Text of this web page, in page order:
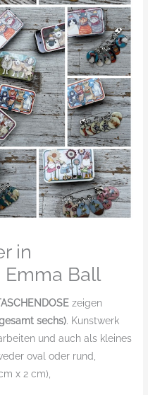
in
Emma Ball
zeigen
sechs). Kunstwerk
und auch als kleines
oval oder rund,
x 2 cm),